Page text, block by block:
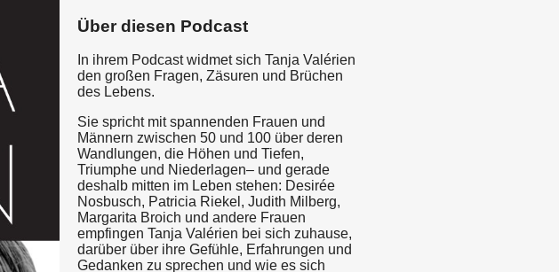
Über diesen Podcast
In ihrem Podcast widmet sich Tanja Valérien
den großen Fragen, Zäsuren und Brüchen
des Lebens.
Sie spricht mit spannenden Frauen und
Männern zwischen 50 und 100 über deren
Wandlungen, die Höhen und Tiefen,
Triumphe und Niederlagen– und gerade
deshalb mitten im Leben stehen: Desirée
Nosbusch, Patricia Riekel, Judith Milberg,
Margarita Broich und andere Frauen
empfingen Tanja Valérien bei sich zuhause,
darüber über ihre Gefühle, Erfahrungen und
Gedanken zu sprechen und wie es sich